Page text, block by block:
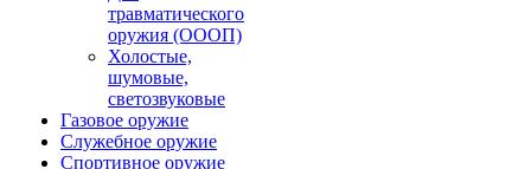
травматического
оружия (ОООП)
Холостые,
шумовые,
светозвуковые
Газовое оружие
Служебное оружие
Спортивное оружие